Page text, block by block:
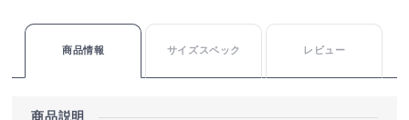
商品情報 サイズスペック レビュー
商品説明